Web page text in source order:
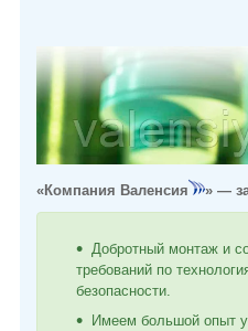
«Компания Валенсия » ―
Добротный монтаж и
требований по
безопасности.
Имеем большой опыт